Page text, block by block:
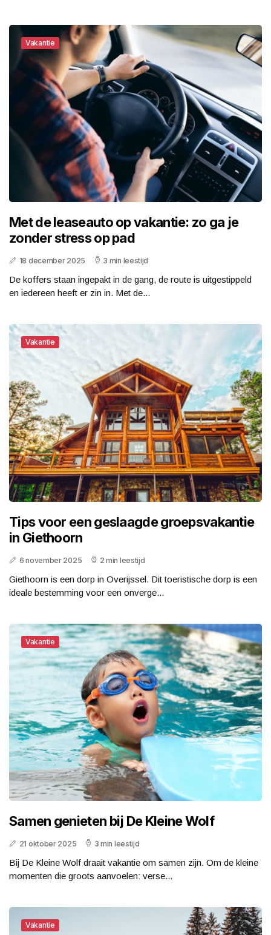
Vakantie
Met de leaseauto op vakantie: zo ga je
zonder stress op pad
18 december 2025 3 min leestijd
De koffers staan ingepakt in de gang, de route is uitgestippeld
en iedereen heeft er zin in. Met de...
Vakantie
Tips voor een geslaagde groepsvakantie
in Giethoorn
6 november 2025 2 min leestijd
Giethoorn is een dorp in Overijssel. Dit toeristische dorp is een
ideale bestemming voor een onverge...
Vakantie
Samen genieten bij De Kleine Wolf
21 oktober 2025 3 min leestijd
Bij De Kleine Wolf draait vakantie om samen zijn. Om de kleine
momenten die groots aanvoelen: verse...
Vakantie